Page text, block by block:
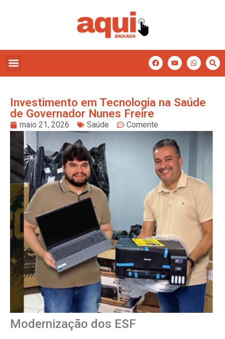
Investimento em Tecnologia na Saúde
de Governador Nunes Freire
maio 21, 2026 Saúde Comente
Modernização dos ESF